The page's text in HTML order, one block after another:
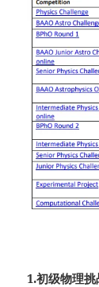
1.初级物理挑